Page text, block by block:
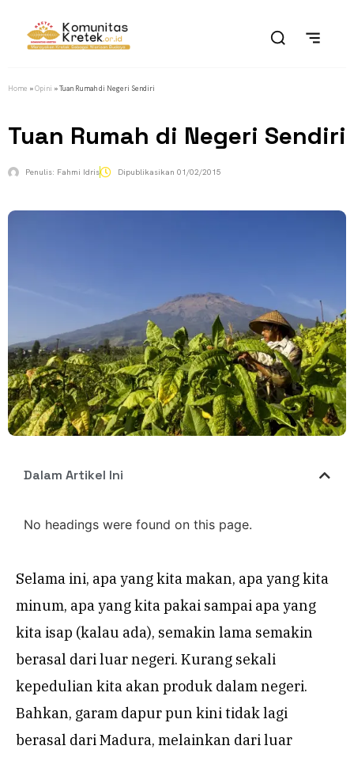
Home »Opini »Tuan Rumah di Negeri Sendiri
Tuan Rumah di Negeri Sendiri
Penulis: Fahmi Idris Dipublikasikan 01/02/2015
Dalam Artikel Ini
No headings were found on this page.
Selama ini, apa yang kita makan, apa yang kita
minum, apa yang kita pakai sampai apa yang
kita isap (kalau ada), semakin lama semakin
berasal dari luar negeri. Kurang sekali
kepedulian kita akan produk dalam negeri.
Bahkan, garam dapur pun kini tidak lagi
berasal dari Madura, melainkan dari luar